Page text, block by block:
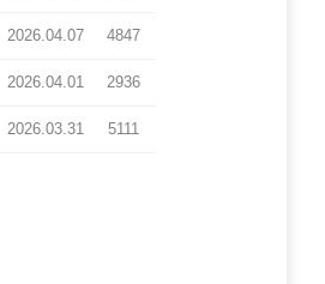
2026.04.07 4847
2026.04.01 2936
2026.03.31 5111